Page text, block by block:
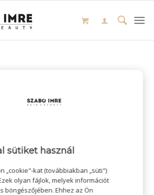
sütiket használ
„cookie"-kat (továbbiakban „süti")
olyan fájlok, melyek információt
böngészőjében. Ehhez az Ön